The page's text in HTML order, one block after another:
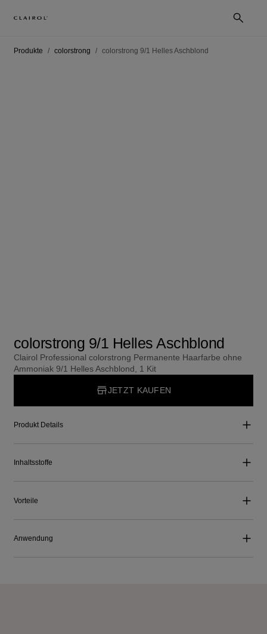
Produkte colorstrong colorstrong 9/1 Helles Aschblond
colorstrong 9/1 Helles Aschblond
Clairol Professional colorstrong Permanente Haarfarbe ohne
Ammoniak 9/1 Helles Aschblond, 1 Kit
JETZT KAUFEN
Produkt Details
Inhaltsstoffe
Vorteile
Anwendung